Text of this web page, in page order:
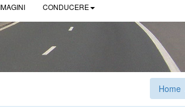
CONDUCERE
Home